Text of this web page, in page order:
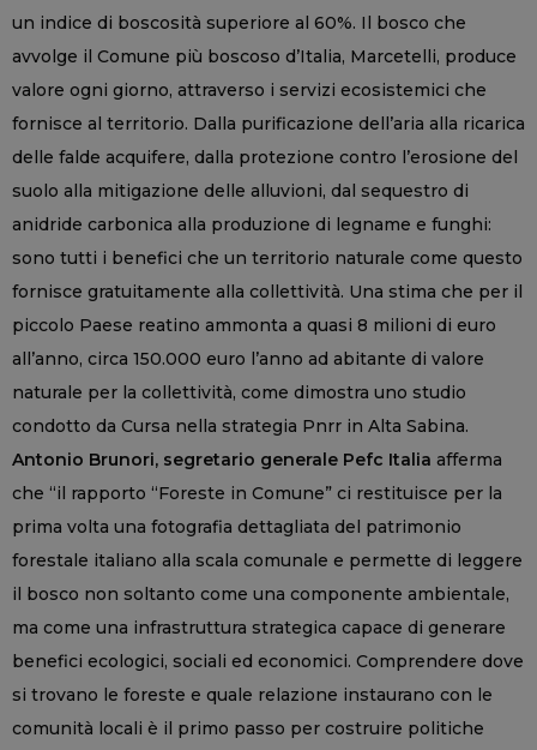
un indice di boscosità superiore al 60%. Il bosco che
avvolge il Comune più boscoso d’Italia, Marcetelli, produce
valore ogni giorno, attraverso i servizi ecosistemici che
fornisce al territorio. Dalla purificazione dell’aria alla ricarica
delle falde acquifere, dalla protezione contro l’erosione del
suolo alla mitigazione delle alluvioni, dal sequestro di
anidride carbonica alla produzione di legname e funghi:
sono tutti i benefici che un territorio naturale come questo
fornisce gratuitamente alla collettività. Una stima che per il
piccolo Paese reatino ammonta a quasi 8 milioni di euro
all’anno, circa 150.000 euro l’anno ad abitante di valore
naturale per la collettività, come dimostra uno studio
condotto da Cursa nella strategia Pnrr in Alta Sabina.
Antonio Brunori, segretario generale Pefc Italia afferma
che “il rapporto “Foreste in Comune” ci restituisce per la
prima volta una fotografia dettagliata del patrimonio
forestale italiano alla scala comunale e permette di leggere
il bosco non soltanto come una componente ambientale,
ma come una infrastruttura strategica capace di generare
benefici ecologici, sociali ed economici. Comprendere dove
si trovano le foreste e quale relazione instaurano con le
comunità locali è il primo passo per costruire politiche